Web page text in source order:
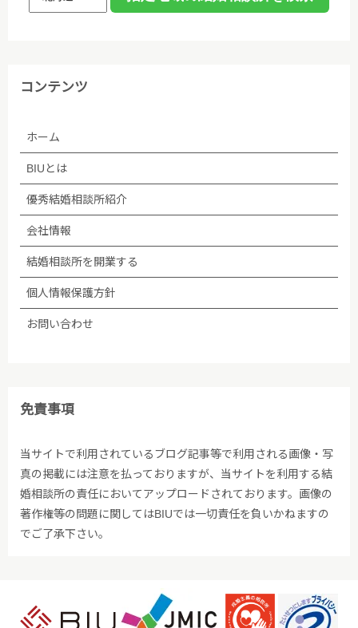
コンテンツ
ホーム
BIUとは
優秀結婚相談所紹介
会社情報
結婚相談所を開業する
個人情報保護方針
お問い合わせ
免責事項
当サイトで利用されているブログ記事等で利用される画像・写
真の掲載には注意を払っておりますが、当サイトを利用する結
婚相談所の責任においてアップロードされております。画像の
著作権等の問題に関してはBIUでは一切責任を負いかねますの
でご了承下さい。